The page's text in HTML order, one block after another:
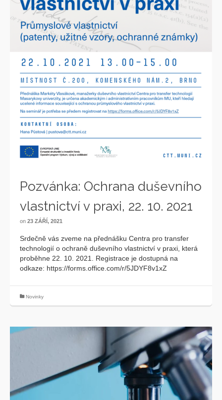
Pozvánka: Ochrana duševního
vlastnictví v praxi, 22. 10. 2021
on 23 ZÁŘÍ, 2021
Srdečně vás zveme na přednášku Centra pro transfer
technologií o ochraně duševního vlastnictví v praxi, která
proběhne 22. 10. 2021. Registrace je dostupná na
odkaze: https://forms.office.com/r/5JDYF8v1xZ
Novinky